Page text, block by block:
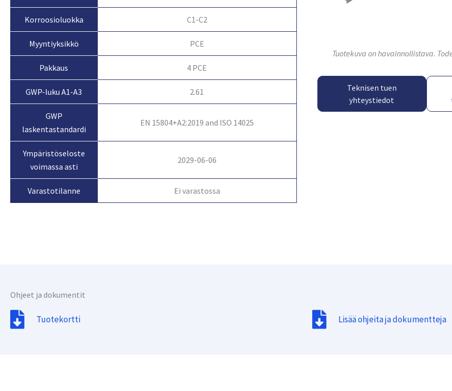
Korroosioluokka C1-C2
Myyntiyksikkö PCE
Pakkaus 4 PCE
GWP-luku A1-A3 2.61
GWP
laskentastandardi
EN 15804+A2:2019 and ISO 14025
Ympäristöseloste
voimassa asti
2029-06-06
Varastotilanne Ei varastossa
Tuotekuva on havainnollistava.
Teknisen tuen
yhteystiedot
Ohjeet ja dokumentit
Tuotekortti Lisää ohjeita ja dokumentteja